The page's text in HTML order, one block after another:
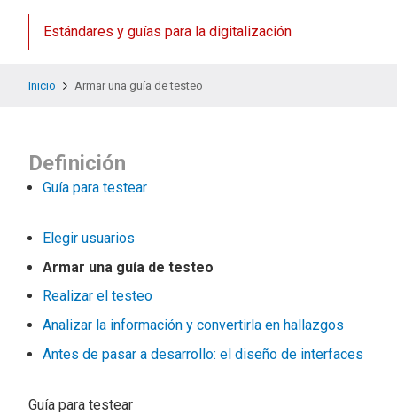
Estándares y guías para la digitalización
Inicio Armar una guía de testeo
Definición
Guía para testear
Elegir usuarios
Armar una guía de testeo
Realizar el testeo
Analizar la información y convertirla en hallazgos
Antes de pasar a desarrollo: el diseño de interfaces
Guía para testear